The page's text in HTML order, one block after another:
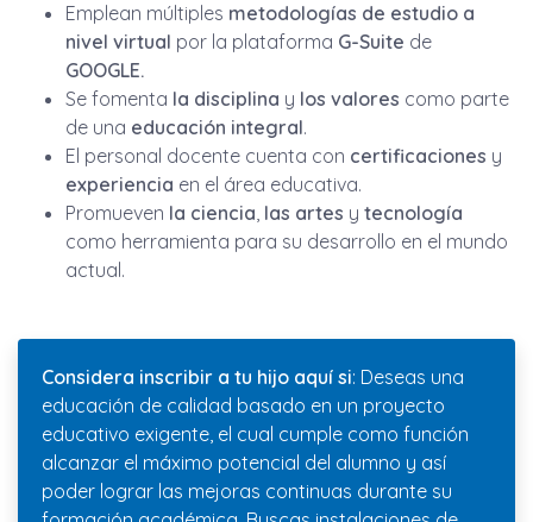
Emplean múltiples metodologías de estudio a
nivel virtual por la plataforma G-Suite de
GOOGLE.
Se fomenta la disciplina y los valores como parte
de una educación integral.
El personal docente cuenta con certificaciones y
experiencia en el área educativa.
Promueven la ciencia, las artes y tecnología
como herramienta para su desarrollo en el mundo
actual.
Considera inscribir a tu hijo aquí si: Deseas una
educación de calidad basado en un proyecto
educativo exigente, el cual cumple como función
alcanzar el máximo potencial del alumno y así
poder lograr las mejoras continuas durante su